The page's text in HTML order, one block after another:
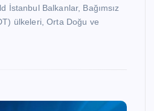
İstanbul Balkanlar, Bağımsız
ülkeleri, Orta Doğu ve